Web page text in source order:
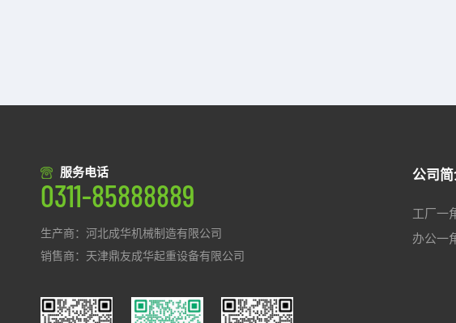
服务电话
0311-85888889
生产商：河北成华机械制造有限公司
销售商：天津鼎友成华起重设备有限公司
公司
工厂一
办公一